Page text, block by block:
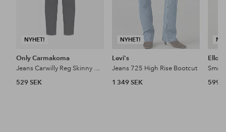
NYHET!
Only Carmakoma
Jeans Carwilly Reg Skinny Ank Dnm Box Noo
529 SEK
NYHET!
Levi's
Jeans 725 High Rise Bootcut
1 349 SEK
Ellos
599